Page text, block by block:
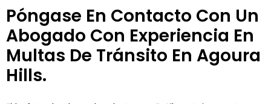
Póngase En Contacto Con Un
Abogado Con Experiencia En
Multas De Tránsito En Agoura
Hills.